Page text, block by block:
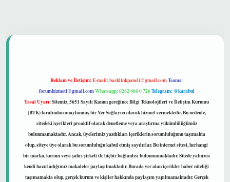
Reklam ve İletişim:E-mail:backlinkpaneli@gmail.comTeams:
forumhizmeti@gmail.comWhatsapp: 0262 606 0 726Telegram: @karabul
Yasal Uyarı:Sitemiz, 5651 Sayılı Kanun gereğince Bilgi Teknolojileri ve İletişim Kurumu
(BTK) tarafından onaylanmış bir Yer Sağlayıcı olarak hizmet vermektedir. Bu nedenle,
sitedeki içerikleri proaktif olarak denetleme veya araştırma yükümlülüğümüz
bulunmamaktadır. Ancak, üyelerimiz yazdıkları içeriklerin sorumluluğunu taşımakta
olup, siteye üye olarak bu sorumluluğu kabul etmiş sayılırlar. Bu internet sitesi, herhangi
bir marka, kurum veya şahıs şirketi ile hiçbir bağlantısı bulunmamaktadır. Sitede yalnızca
kendi hazırladığımız makaleler paylaşılmaktadır. Burada yer alan içerikler haber niteliği
taşımamakta olup, gerçek kurum ve kişiler hakkında paylaşım yapılmamaktadır. Gerçek